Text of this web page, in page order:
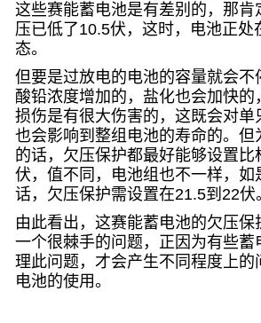
这些赛能蓄电池是有差别的，那肯
压已低了10.5伏，这时，电池正处
态。
但要是过放电的电池的容量就会不
酸铅浓度增加的，盐化也会加快的
损伤是有很大伤害的，这既会对单
也会影响到整组电池的寿命的。但
的话，欠压保护都最好能够设置
伏，值不同，电池组也不一样，如
话，欠压保护需设置在21.5到22伏
由此看出，这赛能蓄电池的欠压保
一个很棘手的问题，正因为有些蓄
理此问题，才会产生不同程度上的
电池的使用。